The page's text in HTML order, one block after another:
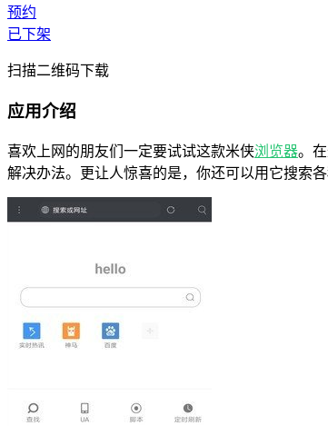
预约
已下架
扫描二维码下载
应用介绍
喜欢上网的朋友们一定要试试这款米侠浏览器。
解决办法。更让人惊喜的是，你还可以用它搜索